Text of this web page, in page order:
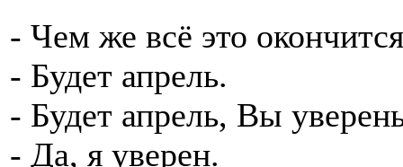
- Чем же всё это
- Будет апрель.
- Будет апрель, Вы
- Да, я уверен.